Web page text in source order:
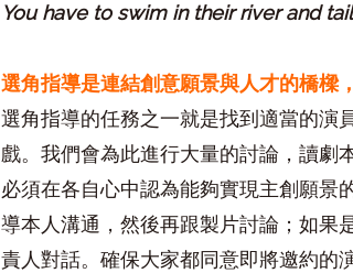
You have to swim in their river and
選角指導是連結創意願景與人才的橋樑
選角指導的任務之一就是找到適當的演
戲。我們會為此進行大量的討論，讀劇
必須在各自心中認為能夠實現主創願景
導本人溝通，然後再跟製片討論；如果
責人對話。確保大家都同意即將邀約的